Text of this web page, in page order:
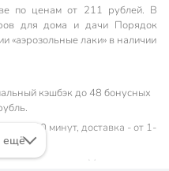
по ценам от 211 рублей. В
для дома и дачи Порядок
«аэрозольные лаки» в наличии
кэшбэк до 48 бонусных
от 60 минут, доставка - от 1-
города Москва.
ещё